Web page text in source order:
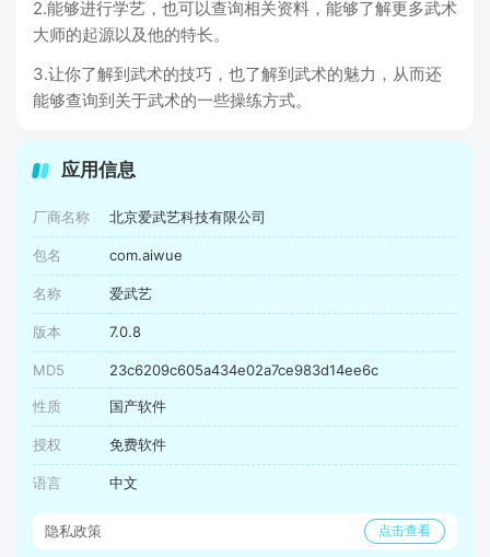
2.能够进行学艺，也可以查询相关资料，能够了解更多武术
大师的起源以及他的特长。
3.让你了解到武术的技巧，也了解到武术的魅力，从而还
能够查询到关于武术的一些操练方式。
应用信息
厂商名称 北京爱武艺科技有限公司
包名 com.aiwue
名称 爱武艺
版本 7.0.8
MD5 23c6209c605a434e02a7ce983d14ee6c
性质 国产软件
授权 免费软件
语言 中文
隐私政策 点击查看